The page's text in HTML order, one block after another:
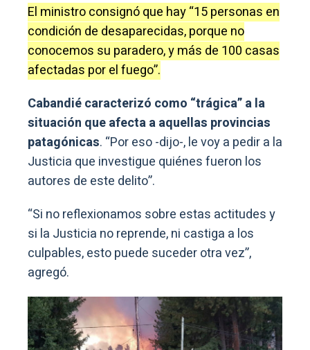
El ministro consignó que hay “15 personas en
condición de desaparecidas, porque no
conocemos su paradero, y más de 100 casas
afectadas por el fuego”.
Cabandié caracterizó como “trágica” a la
situación que afecta a aquellas provincias
patagónicas. “Por eso -dijo-, le voy a pedir a la
Justicia que investigue quiénes fueron los
autores de este delito”.
“Si no reflexionamos sobre estas actitudes y
si la Justicia no reprende, ni castiga a los
culpables, esto puede suceder otra vez”,
agregó.